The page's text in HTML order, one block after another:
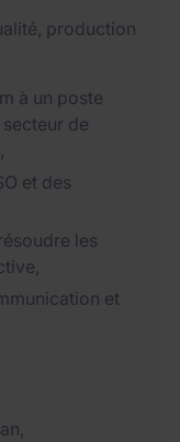
production
à un poste
de
et des
les
et